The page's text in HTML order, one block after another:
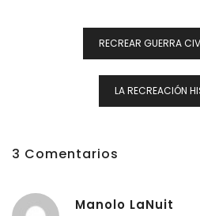
NavegaciónRECREAR GUERRA
LA RECREACIÓN
3 Comentarios
Manolo LaNuit